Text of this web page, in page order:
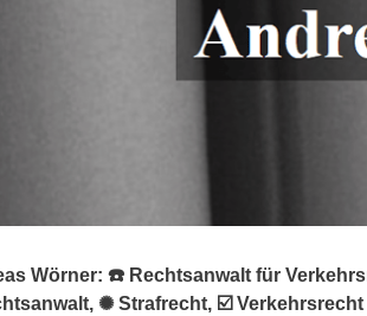
Wörner: ☎️ Rechtsanwalt für
✺ Strafrecht, ☑️